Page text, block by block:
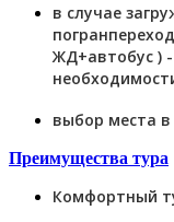
в случае
ЖД+автобус )
выбор места
Преимущества тура
Комфортный